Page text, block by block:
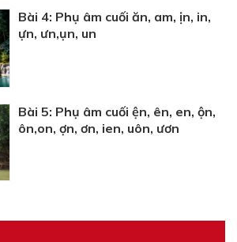
Bài 4: Phụ âm cuối ăn, am, ịn, in,
ựn, ưn,ụn, un
Bài 5: Phụ âm cuối ện, ên, en, ộn,
ôn,on, ợn, ơn, ien, uôn, ươn